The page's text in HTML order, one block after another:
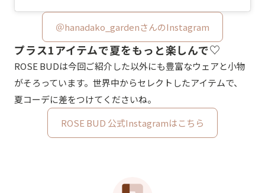
＠hanadako_gardenさんのInstagram
プラス1アイテムで夏をもっと楽しんで♡
ROSE BUDは今回ご紹介した以外にも豊富なウェアと小物
がそろっています。世界中からセレクトしたアイテムで、
夏コーデに差をつけてくださいね。
ROSE BUD 公式Instagramはこちら